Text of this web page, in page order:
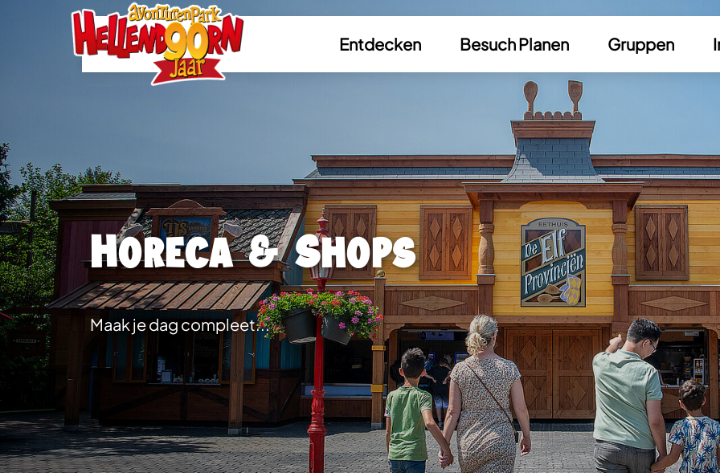
Entdecken Besuch Planen Gruppen
Horeca & Shops
Maak je dag compleet...